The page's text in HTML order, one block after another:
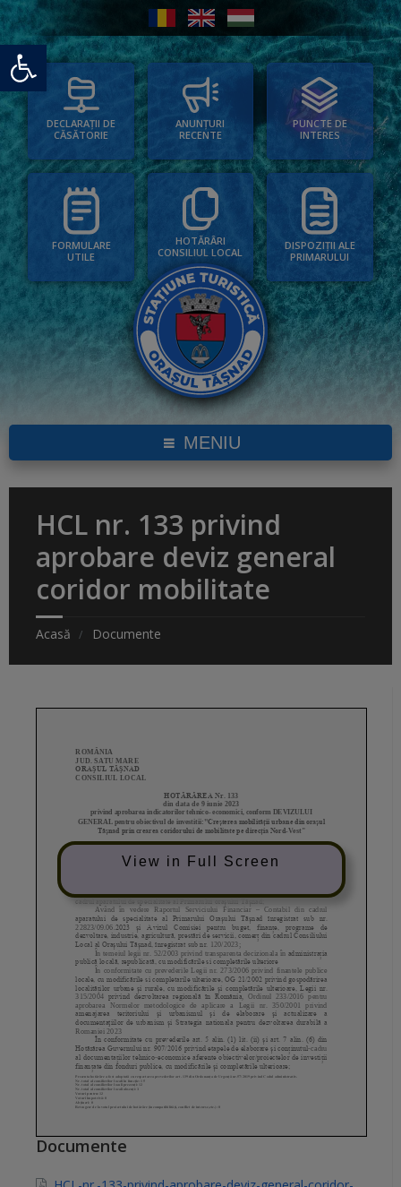
Deschide bara de unelte
DECLARAȚII DE
CĂSĂTORIE
ANUNȚURI
RECENTE
PUNCTE DE
INTERES
FORMULARE
UTILE
HOTĂRÂRI
CONSILIUL LOCAL
DISPOZIȚII ALE
PRIMARULUI
MENIU
HCL nr. 133 privind
aprobare deviz general
coridor mobilitate
Acasă Documente
View in Full Screen
Documente